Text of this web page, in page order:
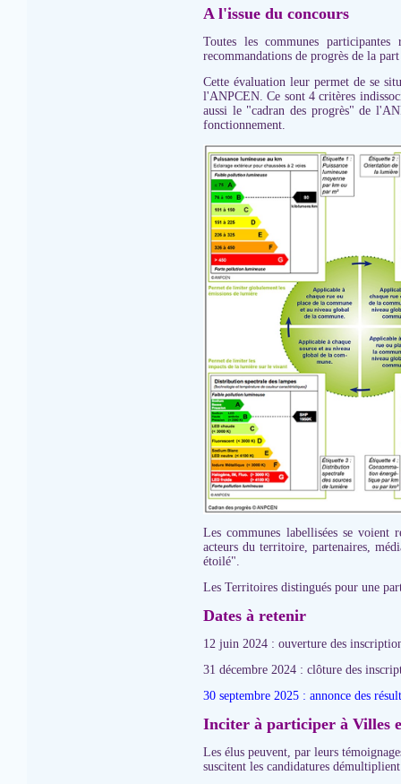
A l'issue du concours
Toutes les communes
recommandations de progrès de la
Cette évaluation leur permet de se
l'ANPCEN. Ce sont 4 critères
aussi le "cadran des progrès" de
fonctionnement.
Les communes labellisées se
acteurs du territoire, partenaires,
étoilé".
Les Territoires distingués pour une
Dates à retenir
12 juin 2024 : ouverture des
31 décembre 2024 : clôture des
30 septembre 2025 : annonce des
Inciter à participer à Villes
Les élus peuvent, par leurs
suscitent les candidatures